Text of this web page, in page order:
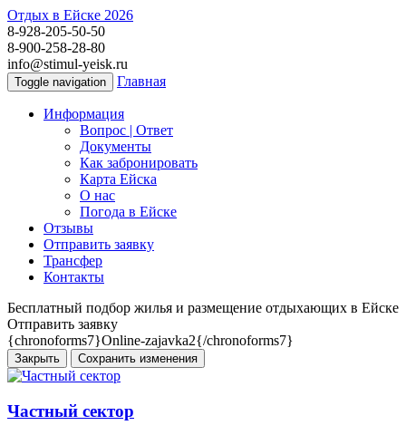
Отдых в Ейске 2026
8-928-205-50-50
8-900-258-28-80
info@stimul-yeisk.ru
Toggle navigation Главная
Информация
Вопрос | Ответ
Документы
Как забронировать
Карта Ейска
О наc
Погода в Ейске
Отзывы
Отправить заявку
Трансфер
Контакты
Бесплатный подбор жилья и размещение отдыхающих в Ейске
Отправить заявку
{chronoforms7}Online-zajavka2{/chronoforms7}
Закрыть Сохранить изменения
Частный сектор